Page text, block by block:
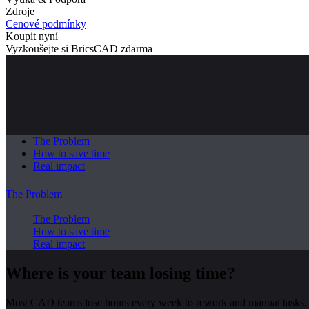
Zdroje
Cenové podmínky
Koupit nyní
Vyzkoušejte si BricsCAD zdarma
The Problem
How to save time
Real impact
The Problem
The Problem
How to save time
Real impact
Where is your team losing time?
Most CAD teams lose hours every week to rework and manual